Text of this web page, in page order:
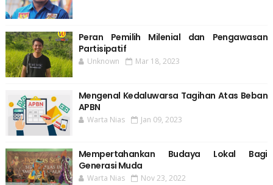
Peran Pemilih Milenial dan Pengawasan
Partisipatif
Unknown Mar 18, 2023
Mengenal Kedaluwarsa Tagihan Atas Beban
APBN
Warta Nias Jan 09, 2023
Mempertahankan Budaya Lokal Bagi
Generasi Muda
Warta Nias Nov 23, 2022